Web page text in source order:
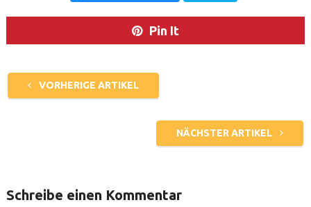
Pin It
VORHERIGE ARTIKEL
NÄCHSTER ARTIKEL
Schreibe einen Kommentar